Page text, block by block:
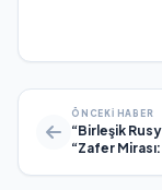
ÖNCEKI HABER
“Birleşik
“Zafer